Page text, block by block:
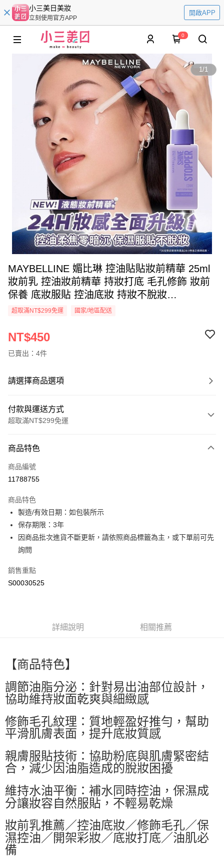
小三美日美妝
立刻使用官方APP
開啟APP
0
1/1
MAYBELLINE 媚比琳 控油貼貼妝前精華 25ml
妝前乳 控油妝前精華 持妝打底 毛孔修飾 妝前
保養 底妝服貼 控油底妝 持妝不脫妝
【DS030325】
超取滿NT$299免運 國家/地區配送
NT$450
已賣出：4件
請選擇商品選項
付款與運送方式
超取滿NT$299免運
信用卡一次付款
超商取貨付款
Apple Pay
街口支付
全盈+PAY
ATM付款
萊爾富取貨付款
每筆NT$60，滿NT$599(含以上)免運費
付款後萊爾富取貨
每筆NT$60，滿NT$599(含以上)免運費
7-11付款取貨
每筆NT$60，滿NT$599(含以上)免運費
付款後7-11取貨
宅配
國家/地區配送0330 查看運費
商品特色
商品編號
11788755
商品特色
製造/有效日期：如包裝所示
保存期限：3年
因商品批次進貨不斷更新，請依照商品標籤為主，或下單前可先
詢問
銷售重點
S00030525
詳細說明 相關推薦
【商品特色】
調節油脂分泌：針對易出油部位設計，
協助維持妝面乾爽與細緻感
修飾毛孔紋理：質地輕盈好推勻，幫助
平滑肌膚表面，提升底妝質感
親膚服貼技術：協助粉底與肌膚緊密結
合，減少因油脂造成的脫妝困擾
維持水油平衡：補水同時控油，保濕成
分讓妝容自然服貼，不輕易乾燥
妝前乳推薦／控油底妝／修飾毛孔／保
濕控油／開架彩妝／底妝打底／油肌必
備